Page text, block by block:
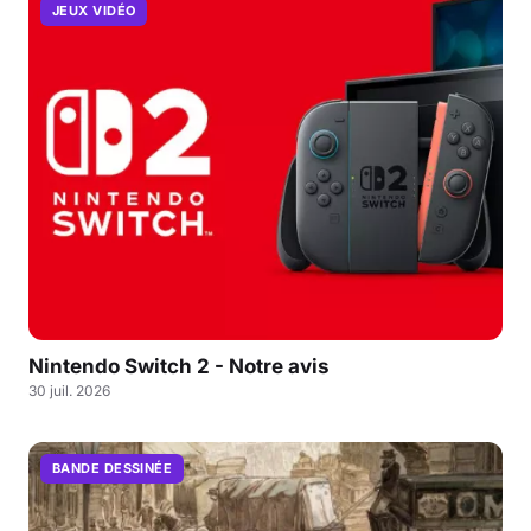
JEUX VIDÉO
Nintendo Switch 2 - Notre avis
30 juil. 2026
BANDE DESSINÉE